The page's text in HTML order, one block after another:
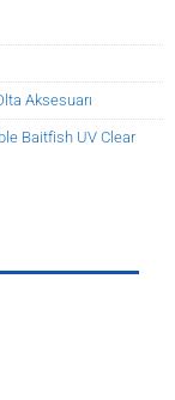
Aksesuarı
Baitfish UV Clear